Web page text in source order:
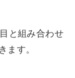
と組み合わせ
ます。